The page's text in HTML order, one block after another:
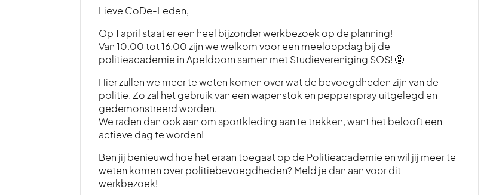
Lieve CoDe-Leden,
Op 1 april staat er een heel bijzonder werkbezoek op de planning!
Van 10.00 tot 16.00 zijn we welkom voor een meeloopdag bij de
politieacademie in Apeldoorn samen met Studievereniging SOS! 🤩
Hier zullen we meer te weten komen over wat de bevoegdheden zijn van de
politie. Zo zal het gebruik van een wapenstok en pepperspray uitgelegd en
gedemonstreerd worden.
We raden dan ook aan om sportkleding aan te trekken, want het belooft een
actieve dag te worden!
Ben jij benieuwd hoe het eraan toegaat op de Politieacademie en wil jij meer te
weten komen over politiebevoegdheden? Meld je dan aan voor dit
werkbezoek!